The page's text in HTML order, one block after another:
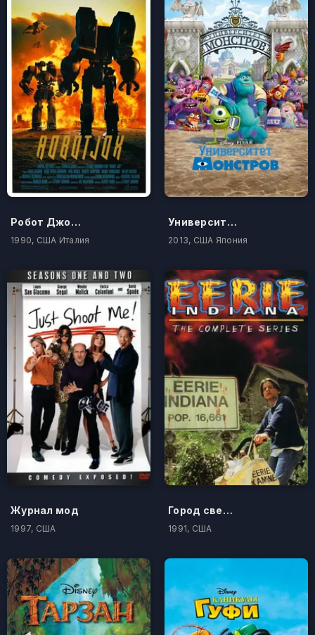
Робот Джокс
1990, США Италия
Университет монстров
2013, США Япония
Журнал мод
1997, США
Город сверхъестественного. Индиана
1991, США